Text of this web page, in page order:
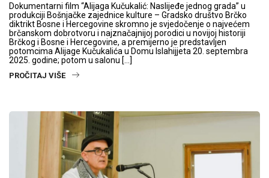
Dokumentarni film “Alijaga Kučukalić: Naslijeđe jednog grada” u
produkciji Bošnjačke zajednice kulture – Gradsko društvo Brčko
diktrikt Bosne i Hercegovine skromno je svjedočenje o najvećem
brčanskom dobrotvoru i najznačajnijoj porodici u novijoj historiji
Brčkog i Bosne i Hercegovine, a premijerno je predstavljen
potomcima Alijage Kučukalića u Domu Islahijjeta 20. septembra
2025. godine; potom u salonu […]
PROČITAJ VIŠE